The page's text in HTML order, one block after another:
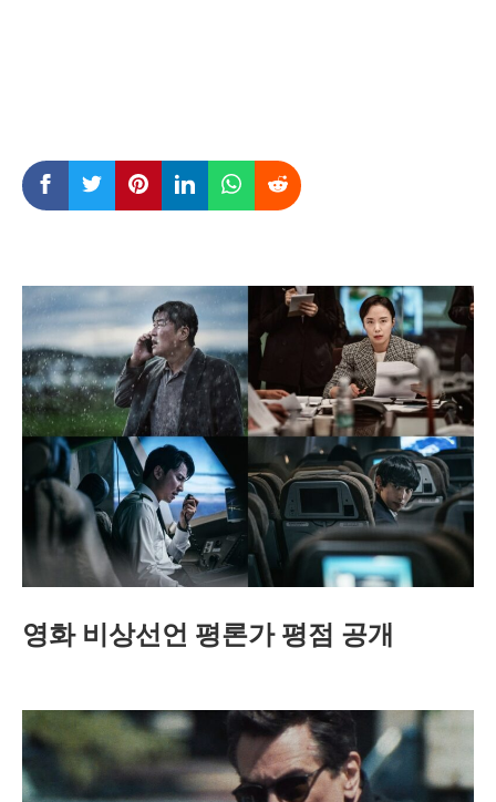
영화 비상선언 평론가 평점 공개